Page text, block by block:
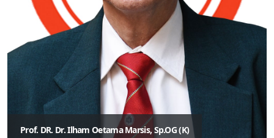
Prof. DR. Dr. Ilham Oetama Marsis, Sp.OG (K)